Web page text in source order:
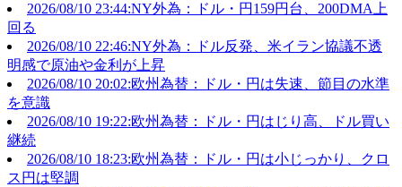
2026/08/10 23:44:NY外為：ドル・円159円台、200DMA上
回る
2026/08/10 22:46:NY外為：ドル反発、米イラン協議不透
明感で原油や金利が上昇
2026/08/10 20:02:欧州為替：ドル・円は失速、節目の水準
を意識
2026/08/10 19:22:欧州為替：ドル・円はじり高、ドル買い
継続
2026/08/10 18:23:欧州為替：ドル・円は小じっかり、クロ
ス円は堅調